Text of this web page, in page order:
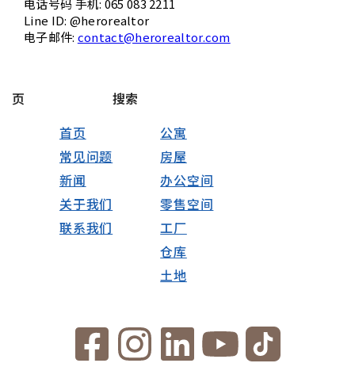
电话号码 手机: 065 083 2211
Line ID: @herorealtor
电子邮件: contact@herorealtor.com
页
首页
常见问题
新闻
关于我们
联系我们
搜索
公寓
房屋
办公空间
零售空间
工厂
仓库
土地